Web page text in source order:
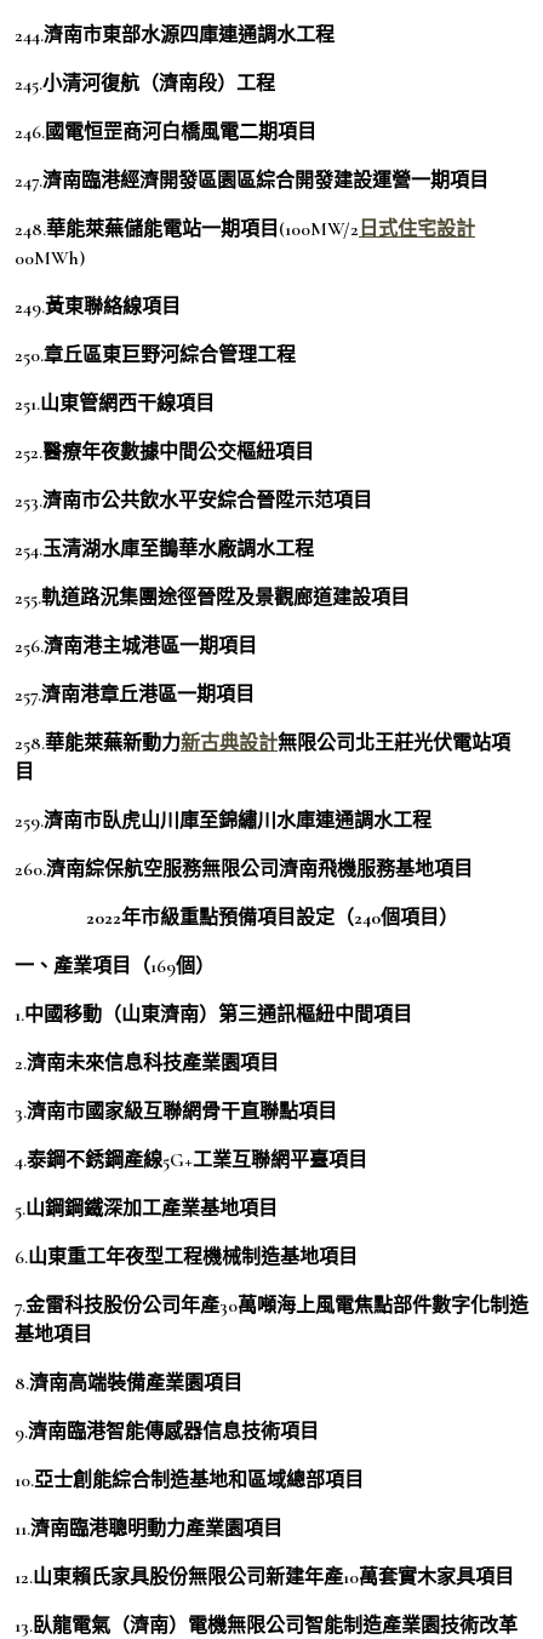
244.濟南市東部水源四庫連通調水工程
245.小清河復航（濟南段）工程
246.國電恒罡商河白橋風電二期項目
247.濟南臨港經濟開發區園區綜合開發建設運營一期項目
248.華能萊蕪儲能電站一期項目(100MW/2 日式住宅設計
00MWh)
249.黃東聯絡線項目
250.章丘區東巨野河綜合管理工程
251.山東管網西干線項目
252.醫療年夜數據中間公交樞紐項目
253.濟南市公共飲水平安綜合晉陞示范項目
254.玉清湖水庫至鵲華水廠調水工程
255.軌道路況集團途徑晉陞及景觀廊道建設項目
256.濟南港主城港區一期項目
257.濟南港章丘港區一期項目
258.華能萊蕪新動力新古典設計無限公司北王莊光伏電站項
目
259.濟南市臥虎山川庫至錦繡川水庫連通調水工程
260.濟南綜保航空服務無限公司濟南飛機服務基地項目
2022年市級重點預備項目設定（240個項目）
一、產業項目（169個）
1.中國移動（山東濟南）第三通訊樞紐中間項目
2.濟南未來信息科技產業園項目
3.濟南市國家級互聯網骨干直聯點項目
4.泰鋼不銹鋼產線5G+工業互聯網平臺項目
5.山鋼鋼鐵深加工產業基地項目
6.山東重工年夜型工程機械制造基地項目
7.金雷科技股份公司年產30萬噸海上風電焦點部件數字化制造
基地項目
8.濟南高端裝備產業園項目
9.濟南臨港智能傳感器信息技術項目
10.亞士創能綜合制造基地和區域總部項目
11.濟南臨港聰明動力產業園項目
12.山東賴氏家具股份無限公司新建年產10萬套實木家具項目
13.臥龍電氣（濟南）電機無限公司智能制造產業園技術改革